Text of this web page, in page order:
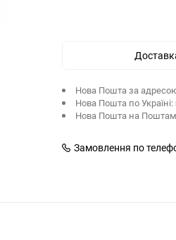
Нова Пошта за
Нова Пошта по Україні:
Нова Пошта на
Замовлення по